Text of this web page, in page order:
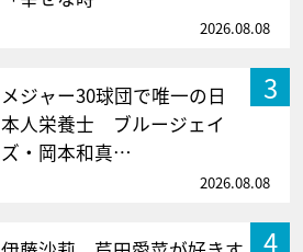
2026.08.08
3
メジャー30球団で唯一の日
本人栄養士 ブルージェイ
ズ・岡本和真…
2026.08.08
4